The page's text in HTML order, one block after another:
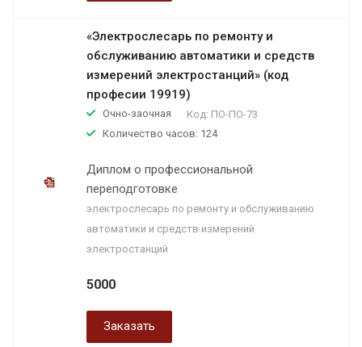
«Электрослесарь по ремонту и
обслуживанию автоматики и средств
измерений электростанций» (код
професии 19919)
Очно-заочная Код: ПО-ПО-73
Количество часов: 124
Диплом о профессиональной
переподготовке
электрослесарь по ремонту и обслуживанию
автоматики и средств измерений
электростанций
5000
Заказать